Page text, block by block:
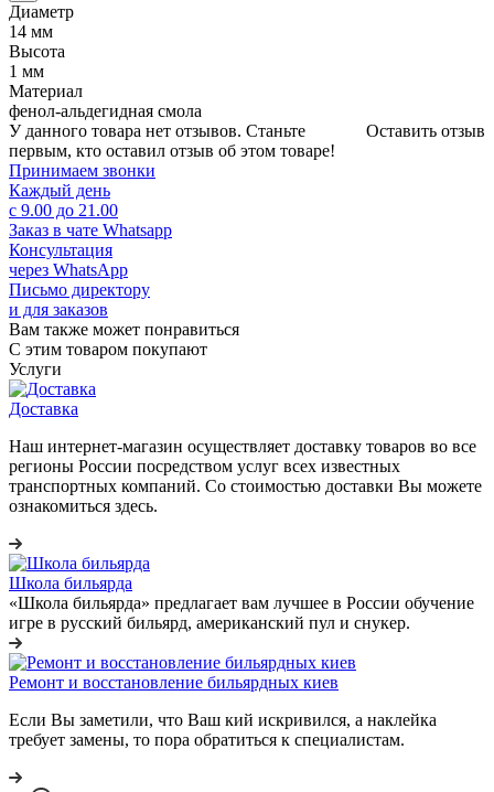
Диаметр
14 мм
Высота
1 мм
Материал
фенол-альдегидная смола
Оставить отзыв
У данного товара нет отзывов. Станьте
первым, кто оставил отзыв об этом товаре!
Принимаем звонки
Каждый день
с 9.00 до 21.00
Заказ в чате Whatsapp
Консультация
через WhatsApp
Письмо директору
и для заказов
Вам также может понравиться
С этим товаром покупают
Услуги
Доставка
Наш интернет-магазин осуществляет доставку товаров во все
регионы России посредством услуг всех известных
транспортных компаний. Со стоимостью доставки Вы можете
ознакомиться здесь.
Школа бильярда
«Школа бильярда» предлагает вам лучшее в России обучение
игре в русский бильярд, американский пул и снукер.
Ремонт и восстановление бильярдных киев
Если Вы заметили, что Ваш кий искривился, а наклейка
требует замены, то пора обратиться к специалистам.